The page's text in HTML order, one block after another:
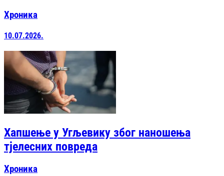
Хроника
10.07.2026.
Хапшење у Угљевику због наношења
тјелесних повреда
Хроника